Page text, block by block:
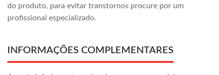
do produto, para evitar transtornos procure por um
profissional especializado.
INFORMAÇÕES COMPLEMENTARES